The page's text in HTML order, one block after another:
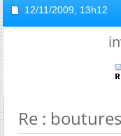
12/11/2009, 13h12
Re :